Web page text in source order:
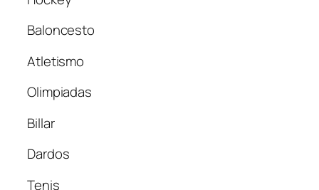
Baloncesto
Atletismo
Olimpiadas
Billar
Dardos
Tenis